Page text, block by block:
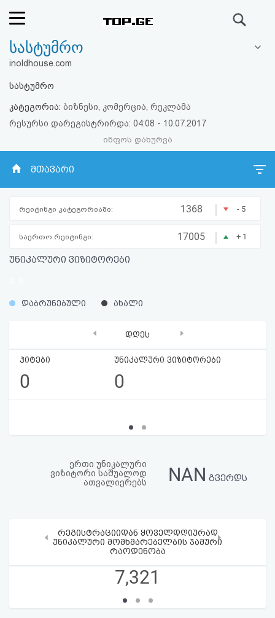
რეიტინგი
ფოსტა
პასუხი
პაროლის
სალიცენზიო
სასტუმრო
inoldhouse.com
სასტუმრო
კატეგორია: ბიზნესი, კომერცია, რეკლამა
რესურსი დარეგისტრირდა: 04:08 - 10.07.2017
ინფოს დახურვა
მთავარი
რეიტინგი კატეგორიაში: 1368 | - 5
საერთო რეიტინგი: 17005 | + 1
უნიკალური ვიზიტორები
%
% დაბრუნებული ახალი
დღეს
ჰიტები
0
უნიკალური ვიზიტორები
0
‹ ›
ერთი უნიკალური
ვიზიტორი საშუალოდ
ათვალიერებს
NAN გვერდს
რეგისტრაციიდან ყოველდღიურად
უნიკალური მომხმარებელბის ჯამური
რაოდენობა
7,321
‹ ›